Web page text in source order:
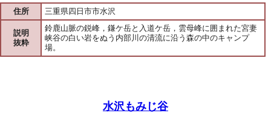
住所 三重県四日市市水沢
説明
抜粋
鈴鹿山脈の鋭峰，鎌ケ岳と入道ケ岳，雲母峰に囲まれた宮妻
峡谷の白い岩をぬう内部川の清流に沿う森の中のキャンプ
場。
水沢もみじ谷